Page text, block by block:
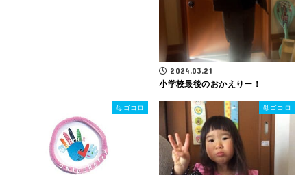
2024.03.21
小学校最後のおかえりー！
母ゴコロ 母ゴコロ